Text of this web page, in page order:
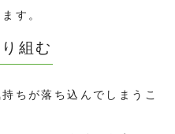
す。
組む
ちが落ち込んでしまうこ